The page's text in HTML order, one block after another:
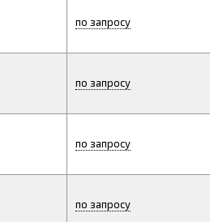
по запросу
по запросу
по запросу
по запросу